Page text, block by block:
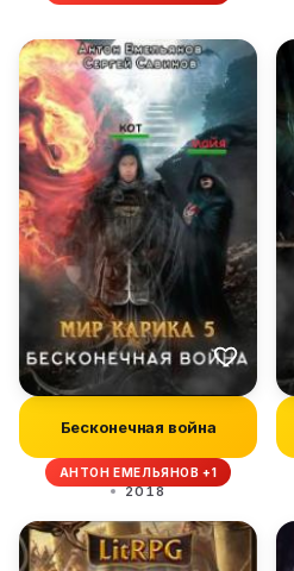
Бесконечная война
АНТОН ЕМЕЛЬЯНОВ +1
2018